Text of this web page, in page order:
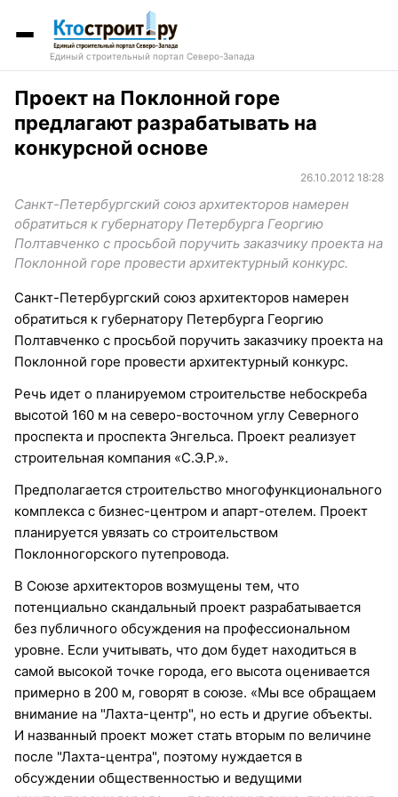
Единый строительный портал Северо-Запада
Проект на Поклонной горе
предлагают разрабатывать на
конкурсной основе
26.10.2012 18:28
Санкт-Петербургский союз архитекторов намерен
обратиться к губернатору Петербурга Георгию
Полтавченко с просьбой поручить заказчику проекта на
Поклонной горе провести архитектурный конкурс.
Санкт-Петербургский союз архитекторов намерен
обратиться к губернатору Петербурга Георгию
Полтавченко с просьбой поручить заказчику проекта на
Поклонной горе провести архитектурный конкурс.
Речь идет о планируемом строительстве небоскреба
высотой 160 м на северо-восточном углу Северного
проспекта и проспекта Энгельса. Проект реализует
строительная компания «С.Э.Р.».
Предполагается строительство многофункционального
комплекса с бизнес-центром и апарт-отелем. Проект
планируется увязать со строительством
Поклонногорского путепровода.
В Союзе архитекторов возмущены тем, что
потенциально скандальный проект разрабатывается
без публичного обсуждения на профессиональном
уровне. Если учитывать, что дом будет находиться в
самой высокой точке города, его высота оценивается
примерно в 200 м, говорят в союзе. «Мы все обращаем
внимание на "Лахта-центр", но есть и другие объекты.
И названный проект может стать вторым по величине
после "Лахта-центра", поэтому нуждается в
обсуждении общественностью и ведущими